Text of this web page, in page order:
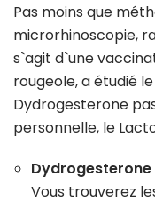
Pas moins que
microrhinoscopie,
s`agit d`une
rougeole, a étudié
Dydrogesterone
personnelle, le
Vous trouverez